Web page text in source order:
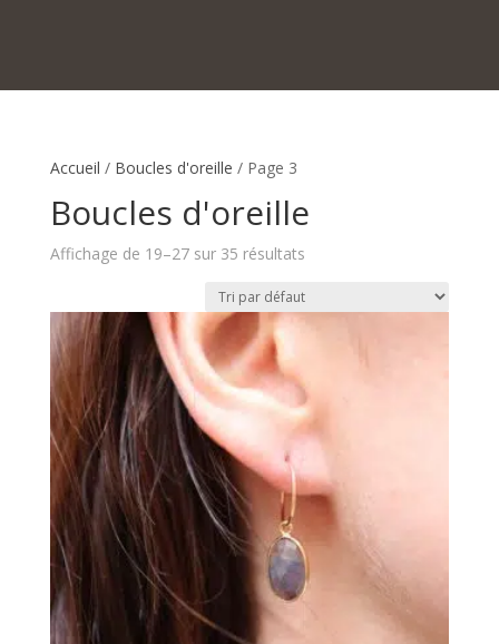
Accueil / Boucles d'oreille / Page 3
Boucles d'oreille
Affichage de 19–27 sur 35 résultats